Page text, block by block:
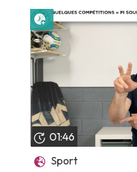
01:46
Sport
Lire plus tard